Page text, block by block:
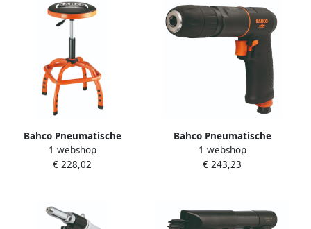
Bahco Pneumatische
werkplaatskruk BLE305
1 webshop
€ 228,02
Bahco Pneumatische
boormachine 1 2" | 800 tpm
BPC825
1 webshop
€ 243,23